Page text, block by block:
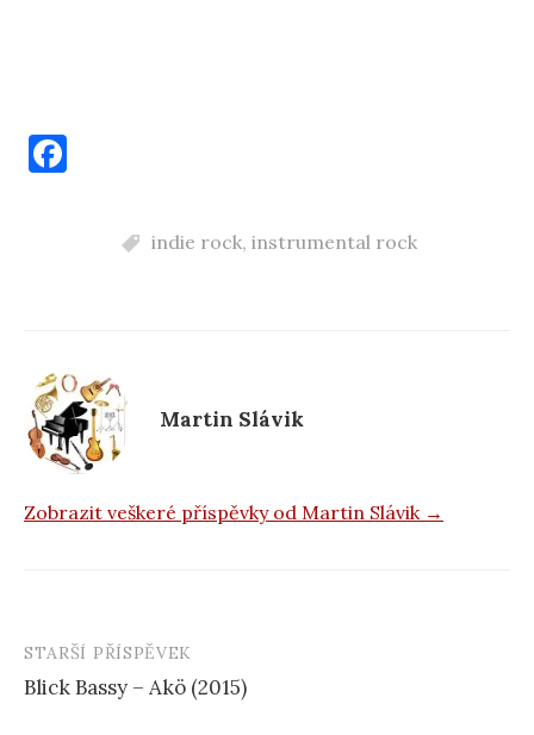
o
k
indie rock, instrumental rock
Martin Slávik
Zobrazit veškeré příspěvky od Martin Slávik →
Navigace
příspěvku
STARŠÍ PŘÍSPĚVEK
Blick Bassy – Akö (2015)